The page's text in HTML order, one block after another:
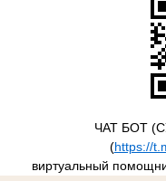
ЧАТ БОТ
(https://
виртуальный